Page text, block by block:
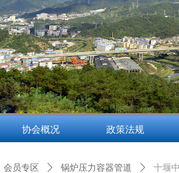
协会概况 政策法规
会员专区 ꄲ 锅炉压力容器管道 ꄲ 十堰